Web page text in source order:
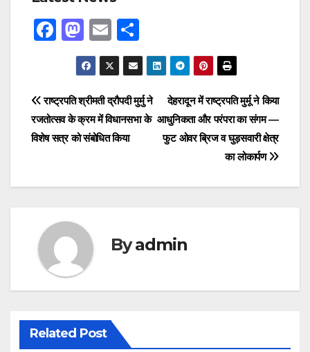
F
e
b
o
k
M
a
st
o
d
o
E
m
ail
h
ar
e
Post
navigation
देहरादून में राष्ट्रपति मुर्मू ने किया
आधुनिकता और परंपरा का संगम —
फुट ओवर ब्रिज व घुड़सवारी क्षेत्र
का लोकार्पण
राष्ट्रपति श्रीमती द्रौपदी मुर्मु ने
रजतोत्सव के क्रम में विधानसभा के
विशेष सत्र को संबोधित किया
Byadmin
Related Post